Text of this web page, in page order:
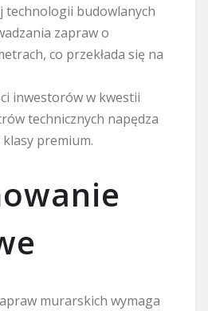
technologii budowlanych
zapraw o
co przekłada się na
inwestorów w kwestii
technicznych napędza
premium.
murarskich wymaga